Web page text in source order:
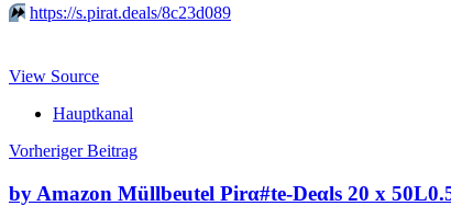
⏩️ https://s.pirat.deals/8c23d089
View Source
Hauptkanal
Beitragsnavigation
Vorheriger Beitrag
by Amazon Müllbeutel Pirα#tе-Dеαls 20 x